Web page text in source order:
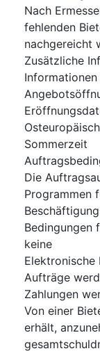
Nach
fehlenden
nachgereicht
Zusätzliche
Sommerzeit
Die
Programmen
Bedingungen
keine
Elektronische
Aufträge
Zahlungen
Von einer
erhält,